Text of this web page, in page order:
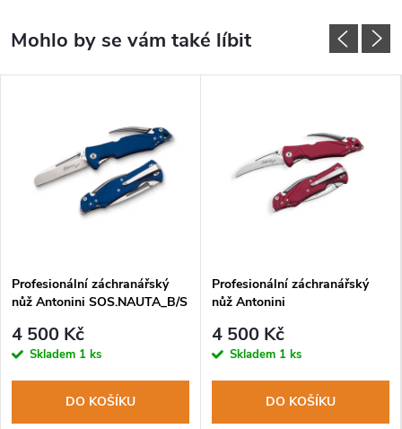
Profesionální záchranářský
nůž Antonini SOS.NAUTA_B/S
4 500 Kč
Skladem 1 ks
DO KOŠÍKU
Profesionální záchranářský
nůž Antonini
4 500 Kč
Skladem 1 ks
DO KOŠÍKU